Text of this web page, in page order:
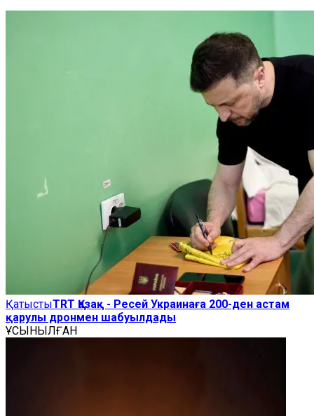
ҚатыстыTRT Қазақ - Ресей Украинаға 200-ден астам
қарулы дронмен шабуылдады
ҰСЫНЫЛҒАН